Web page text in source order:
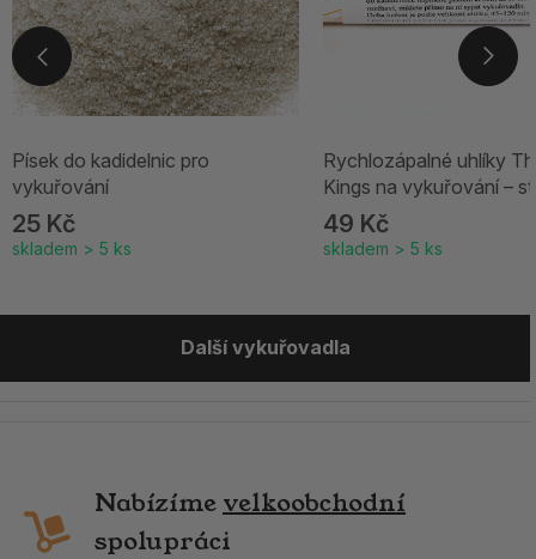
Písek do kadidelnic pro
vykuřování
25 Kč
skladem > 5 ks
Rychlozápalné uhlíky
Kings na vykuřování –
49 Kč
skladem > 5 ks
Další vykuřovadla
Nabízíme velkoobchodní
spolupráci